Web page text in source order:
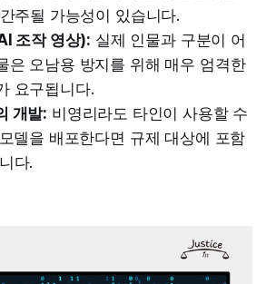
주될 가능성이 있습니다.
조작 영상): 실제 인물과 구분이 어
은 오남용 방지를 위해 매우 엄격한
요구됩니다.
개발: 비영리라도 타인이 사용할 수
델을 배포한다면 규제 대상에 포함
다.